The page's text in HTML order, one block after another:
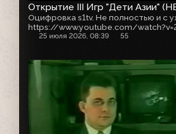
Открытие III Игр "Дети Азии"
https://www.youtube.com/
25 июля 2026, 08:39 55